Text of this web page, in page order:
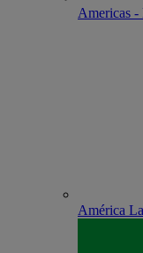
Americas -
América